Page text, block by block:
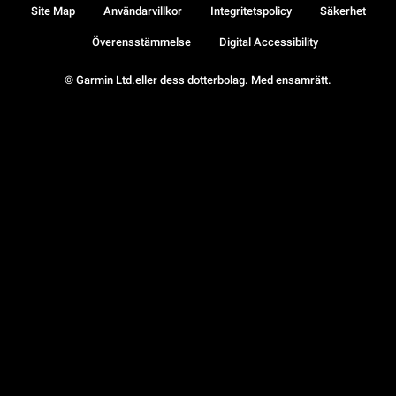
© Garmin Ltd.eller dess dotterbolag. Med ensamrätt.
Site Map Användarvillkor Integritetspolicy Säkerhet
Överensstämmelse Digital Accessibility